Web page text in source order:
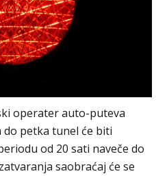
operater auto-puteva
do petka tunel će biti
od 20 sati naveče do
saobraćaj će se